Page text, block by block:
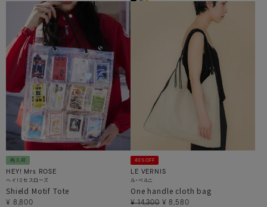
再入荷
HEY! Mrs ROSE
ヘイ！ミセスローズ
Shield Motif Tote
¥ 8,800
40%OFF
LE VERNIS
ル・ベルニ
One handle cloth bag
¥ 14,300 ¥ 8,580